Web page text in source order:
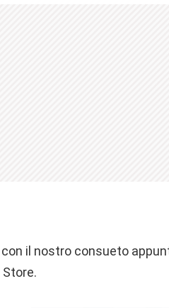
il nostro consueto